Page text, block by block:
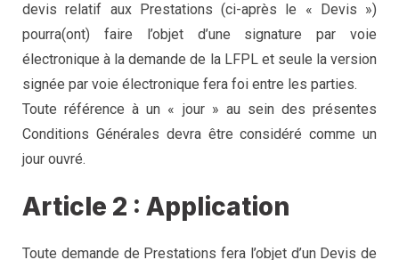
devis relatif aux Prestations (ci-après le « Devis »)
pourra(ont) faire l’objet d’une signature par voie
électronique à la demande de la LFPL et seule la version
signée par voie électronique fera foi entre les parties.
Toute référence à un « jour » au sein des présentes
Conditions Générales devra être considéré comme un
jour ouvré.
Article 2 : Application
Toute demande de Prestations fera l’objet d’un Devis de